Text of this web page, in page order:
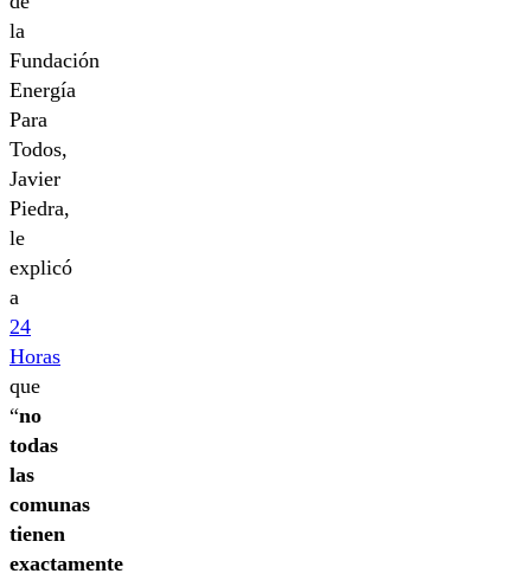
la
Fundación
Energía
Para
Todos,
Javier
Piedra,
le
explicó
a
24
Horas
que
“no
todas
las
comunas
tienen
exactamente